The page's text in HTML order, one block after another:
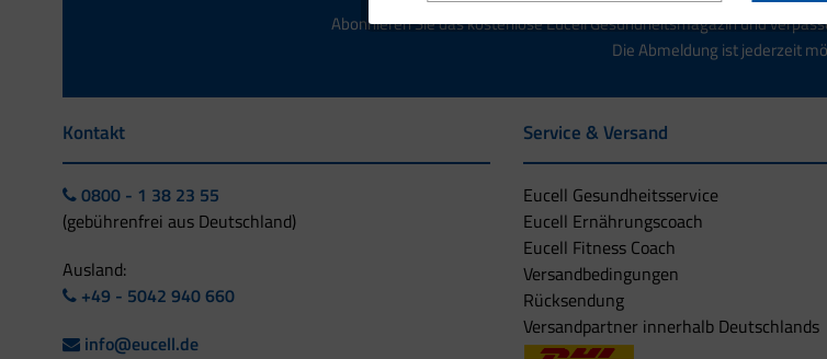
Abonnieren Sie das kostenlose Eucell Gesundheitsmagazin und
Die Abmeldung ist jederzeit
Kontakt
0800 - 1 38 23 55
(gebührenfrei aus Deutschland)
Ausland:
+49 - 5042 940 660
info@eucell.de
Service & Versand
Eucell Gesundheitsservice
Eucell Ernährungscoach
Eucell Fitness Coach
Versandbedingungen
Rücksendung
Versandpartner innerhalb Deutschlands